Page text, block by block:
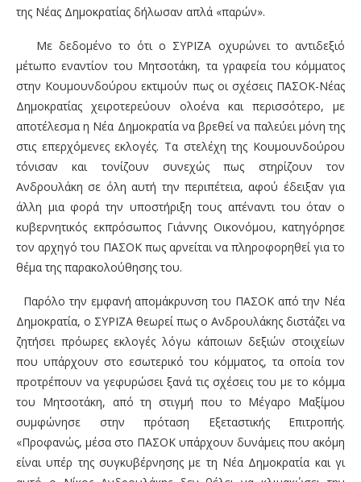
της Νέας Δημοκρατίας δήλωσαν απλά «παρών».
Με δεδομένο το ότι ο ΣΥΡΙΖΑ οχυρώνει το αντιδεξιό
μέτωπο εναντίον του Μητσοτάκη, τα γραφεία του κόμματος
στην Κουμουνδούρου εκτιμούν πως οι σχέσεις ΠΑΣΟΚ-Νέας
Δημοκρατίας χειροτερεύουν ολοένα και περισσότερο, με
αποτέλεσμα η Νέα Δημοκρατία να βρεθεί να παλεύει μόνη της
στις επερχόμενες εκλογές. Τα στελέχη της Κουμουνδούρου
τόνισαν και τονίζουν συνεχώς πως στηρίζουν τον
Ανδρουλάκη σε όλη αυτή την περιπέτεια, αφού έδειξαν για
άλλη μια φορά την υποστήριξη τους απέναντι του όταν ο
κυβερνητικός εκπρόσωπος Γιάννης Οικονόμου, κατηγόρησε
τον αρχηγό του ΠΑΣΟΚ πως αρνείται να πληροφορηθεί για το
θέμα της παρακολούθησης του.
Παρόλο την εμφανή απομάκρυνση του ΠΑΣΟΚ από την Νέα
Δημοκρατία, ο ΣΥΡΙΖΑ θεωρεί πως ο Ανδρουλάκης διστάζει να
ζητήσει πρόωρες εκλογές λόγω κάποιων δεξιών στοιχείων
που υπάρχουν στο εσωτερικό του κόμματος, τα οποία τον
προτρέπουν να γεφυρώσει ξανά τις σχέσεις του με το κόμμα
του Μητσοτάκη, από τη στιγμή που το Μέγαρο Μαξίμου
συμφώνησε στην πρόταση Εξεταστικής Επιτροπής.
«Προφανώς, μέσα στο ΠΑΣΟΚ υπάρχουν δυνάμεις που ακόμη
είναι υπέρ της συγκυβέρνησης με τη Νέα Δημοκρατία και γι